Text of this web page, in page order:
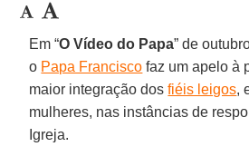
Em “O Vídeo do Papa” de
o Papa Francisco faz um apelo à
maior integração dosfiéis leigos,
mulheres, nas instâncias de
Igreja.